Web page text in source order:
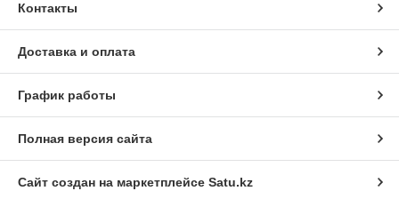
Контакты
Доставка и оплата
График работы
Полная версия сайта
Сайт создан на маркетплейсе Satu.kz